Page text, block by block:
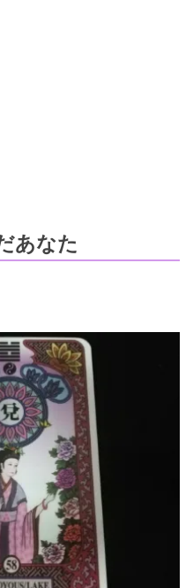
あなた